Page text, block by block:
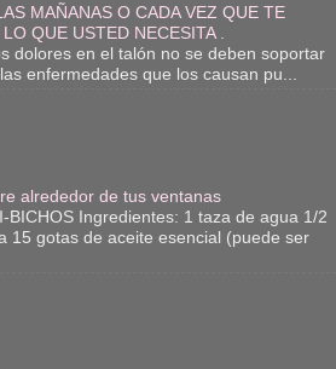
MAÑANAS O CADA VEZ QUE TE
QUE USTED NECESITA .
dolores en el talón no se deben soportar
enfermedades que los causan pu...
alrededor de tus ventanas
BICHOS Ingredientes: 1 taza de agua 1/2
15 gotas de aceite esencial (puede ser